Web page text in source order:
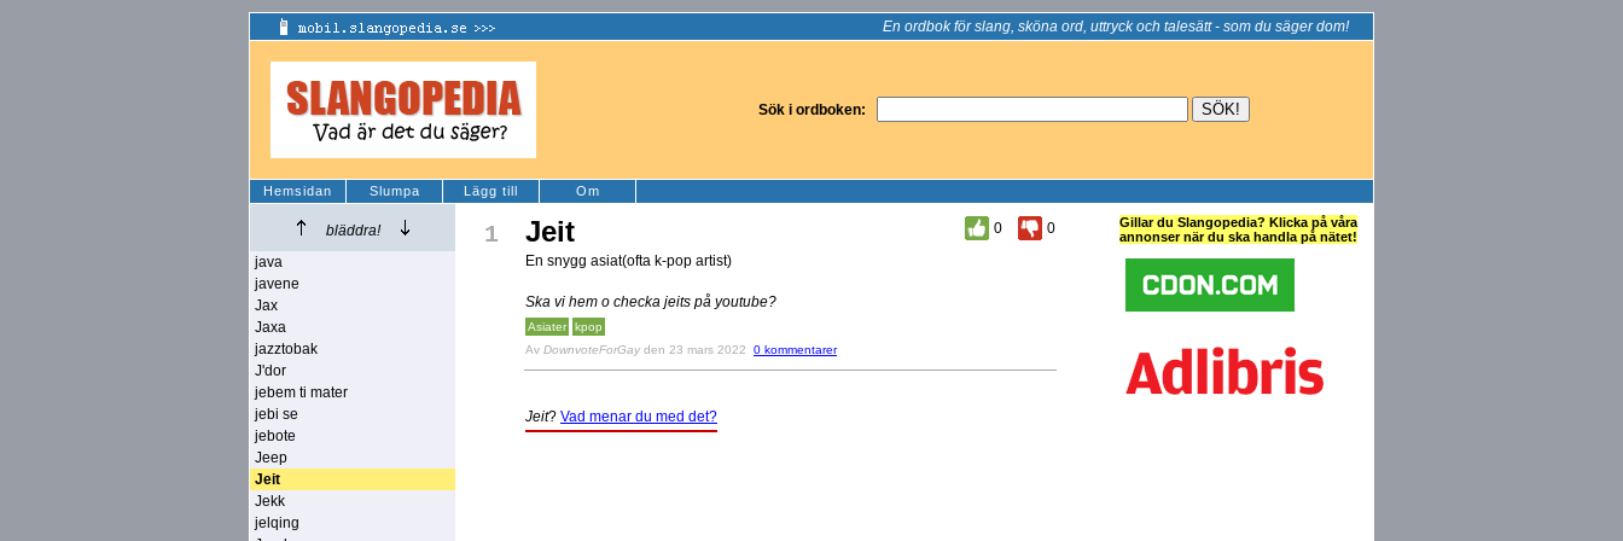
En ordbok för slang, sköna ord, uttryck och talesätt - som du säger dom!
Sök i ordboken:
Hemsidan Slumpa Lägg till Om
bläddra!
java
javene
Jax
Jaxa
jazztobak
J'dor
jebem ti mater
jebi se
jebote
Jeep
Jeit
Jekk
jelqing
1 Jeit 0
0
En snygg asiat(ofta k-pop artist)
Ska vi hem o checka jeits på youtube?
Asiater
kpop
Av DownvoteForGay den 23 mars 2022 0 kommentarer
Jeit? Vad menar du med det?
Gillar du Slangopedia? Klicka på våra
annonser när du ska handla på nätet!